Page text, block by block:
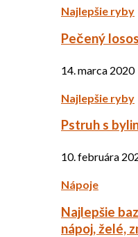
Najlepšie ryby
Pečený
14. marca 2020
Najlepšie ryby
Pstruh s
10. februára
Nápoje
Najlepšie
nápoj, želé,